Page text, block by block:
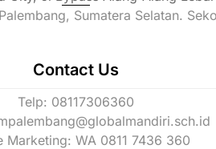
Sumatera Selatan.
Contact Us
Telp: 08117306360
Marketing: WA 0811 7436 360